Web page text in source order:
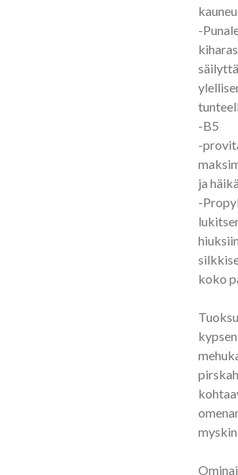
-
-B5
-
ja
-
koko